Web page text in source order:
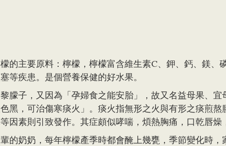
的主要原料：檸檬，檸檬富含維生素C、鉀、鈣、鎂
等疾患。是個營養保健的好水果。
朦子，又因為「孕婦食之能安胎」，故又名益母果、
黑，可治傷寒痰火」。痰火指無形之火與有形之痰煎
因素則引致發作。其症頗似哮喘，煩熱胸痛，口乾唇燥
的奶奶，每年檸檬產季時都會醃上幾甕，季節變化時